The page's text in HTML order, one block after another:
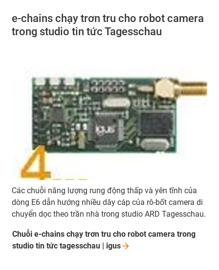
e-chains chạy trơn tru cho robot camera
trong studio tin tức Tagesschau
Các chuỗi năng lượng rung động thấp và yên tĩnh của
dòng E6 dẫn hướng nhiều dây cáp của rô-bốt camera di
chuyển dọc theo trần nhà trong studio ARD Tagesschau.
Chuỗi e-chains chạy trơn tru cho robot camera trong
studio tin tức tagesschau | igus